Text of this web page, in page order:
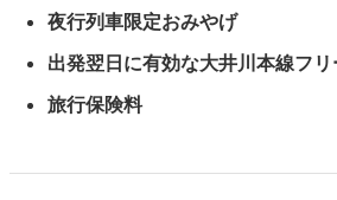
夜行列車限定おみやげ
出発翌日に有効な大井川本線フ
旅行保険料